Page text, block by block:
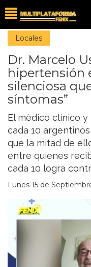
Locales
Dr. Marcelo
hipertensión
silenciosa
síntomas”
El médico clínico
cada 10
que la mitad de
entre quienes
cada 10 logra
Lunes 15 de